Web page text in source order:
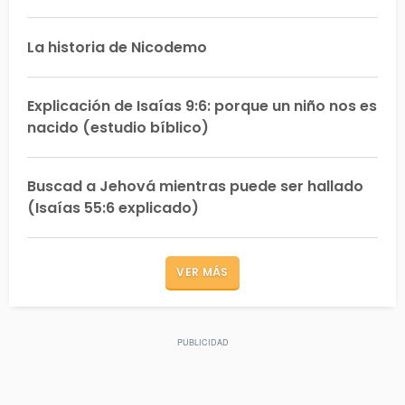
La historia de Nicodemo
Explicación de Isaías 9:6: porque un niño nos es
nacido (estudio bíblico)
Buscad a Jehová mientras puede ser hallado
(Isaías 55:6 explicado)
VER MÁS